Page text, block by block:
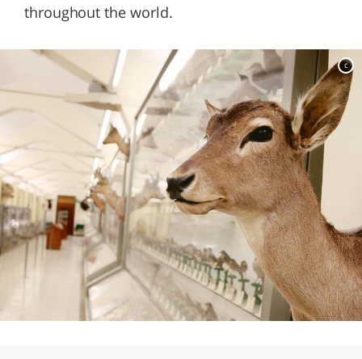
throughout the world.
c